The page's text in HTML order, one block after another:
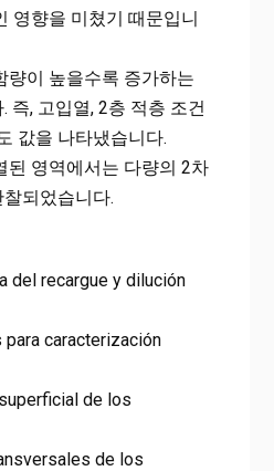
영향을 미쳤기 때문입니
량이 높을수록 증가하는
즉, 고입열, 2층 적층 조건
값을 나타냈습니다.
된 영역에서는 다량의 2차
되었습니다.
del recargue y dilución
para caracterización
de los
de los